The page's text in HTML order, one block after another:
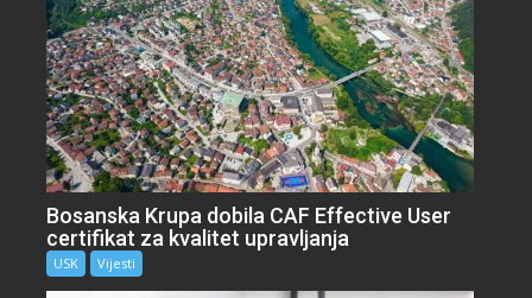
Bosanska Krupa dobila CAF Effective User
certifikat za kvalitet upravljanja
USK Vijesti